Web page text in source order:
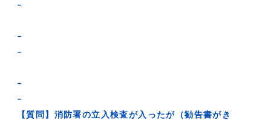
–
–
–
–
–
【質問】消防署の立入検査が入ったが（勧告書がき